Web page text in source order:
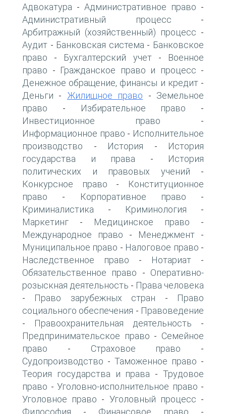
Адвокатура - Административное право -
Административный процесс -
Арбитражный (хозяйственный) процесс -
Аудит - Банковская система - Банковское
право - Бухгалтерский учет-
Военное
право - Гражданское право и процесс -
Денежное обращение, финансы и кредит-
Деньги - Жилищное право - Земельное
право - Избирательное право -
Инвестиционное право -
Информационное право - Исполнительное
производство - История -
История
государства и права -
История
политических и правовых учений -
Конкурсное право -
Конституционное
право - Корпоративное право -
Криминалистика - Криминология -
Маркетинг - Медицинское право -
Международное право - Менеджмент -
Муниципальное право - Налоговое право -
Наследственное право - Нотариат -
Обязательственное право - Оперативно-
розыскная деятельность - Права человека
- Право зарубежных стран -
Право
социального обеспечения - Правоведение
- Правоохранительная деятельность -
Предпринимательское право - Семейное
право - Страховое право -
Судопроизводство - Таможенное право -
Теория государства и права -Трудовое
право - Уголовно-исполнительное право -
Уголовное право - Уголовный процесс -
Философия Финансовое право